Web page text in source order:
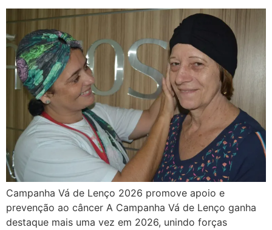
Campanha Vá de Lenço 2026 promove apoio e
prevenção ao câncer A Campanha Vá de Lenço ganha
destaque mais uma vez em 2026, unindo forças